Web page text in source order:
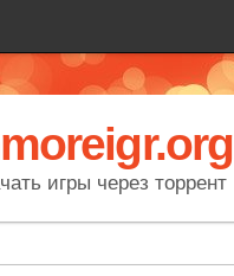
игры через торрент